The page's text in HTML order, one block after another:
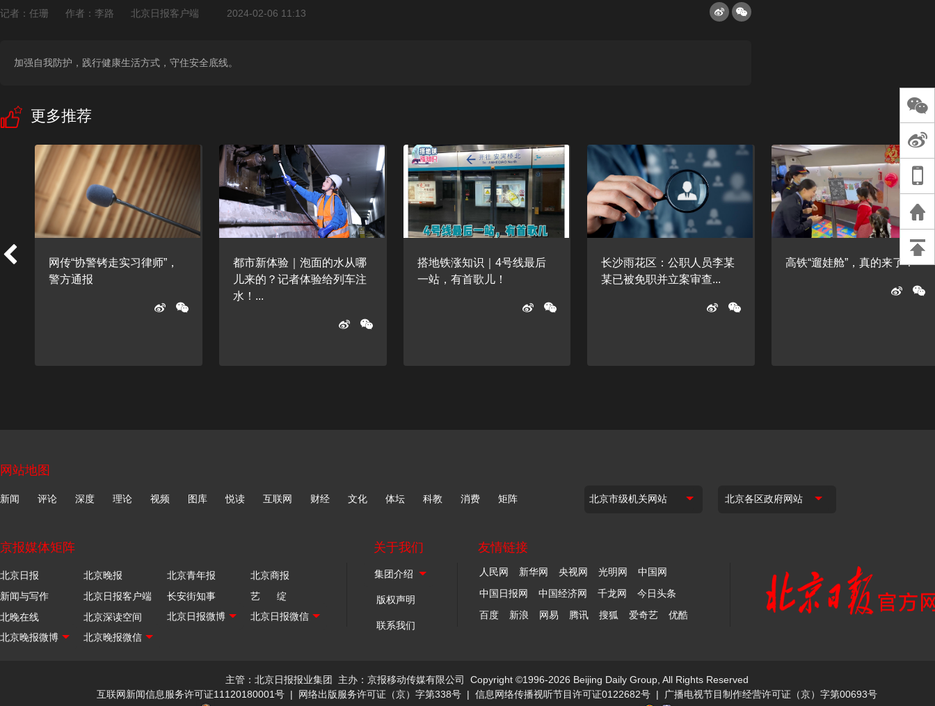
谈过去 谈谈未来
天桥艺术中心一
演出，国际项目
重庆一高校学生
死，官方通报：
刑案，网传遗体
等信息不实
记者：任珊 作者：李路 北京日报客户端 2024-02-06 11:13
加强自我防护，践行健康生活方式，守住安全底线。
更多推荐
网传“协警铐走实习律师”，
警方通报
都市新体验｜泡面的水从哪
儿来的？记者体验给列车注
水！...
搭地铁涨知识｜4号线最后
一站，有首歌儿！
长沙雨花区：公职人员李某
某已被免职并立案审查...
高铁“遛娃舱”，真的来了！
网站地图
新闻 评论 深度 理论 视频 图库 悦读 互联网 财经 文化 体坛 科教 消费 矩阵
京报媒体矩阵
北京日报 北京晚报 北京青年报
北京商报
新闻与写作
北京日报客户端 长安街知事
艺 绽
北晚在线
北京深读空间
关于我们
版权声明
联系我们
友情链接
人民网 新华网 央视网 光明网
中国网
中国日报网
中国经济网 千龙网
今日头条
百度
新浪 网易 腾讯 搜狐 爱奇艺 优酷
主管：北京日报报业集团 主办：京报移动传媒有限公司
Copyright ©1996-2026 Beijing Daily Group, All Rights Reserved
互联网新闻信息服务许可证11120180001号 | 网络出版服务许可证（京）字第338号 | 信息网络传播视听节目许可证0122682号 |
广播电视节目制作经营许可证（京）字第00693号